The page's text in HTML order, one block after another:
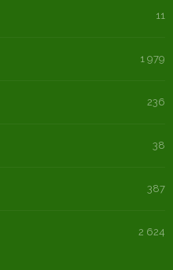
11
1 979
236
38
387
2 624